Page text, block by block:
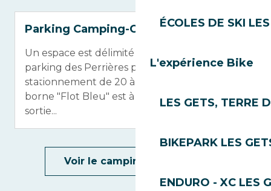
ÉCOLES DE SKI
L'expérience Bike
LES GETS, TERRE
BIKEPARK LES
ENDURO - XC LES
Parking Camping-Car des Perrières
Un espace est délimité à l’extrémité du
parking des Perrières pour permettre le
stationnement de 20 à 30 camping-cars. Une
borne "Flot Bleu" est à votre disposition à la
sortie...
Voir le camping et les aires